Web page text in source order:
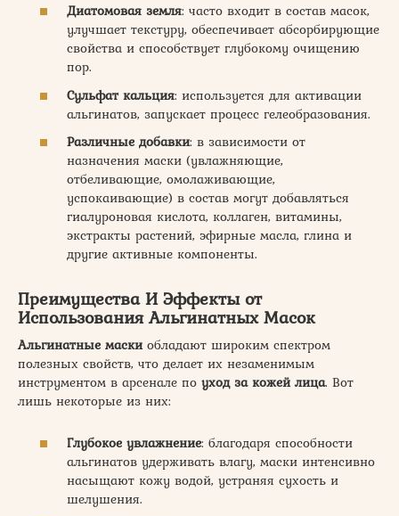
Диатомовая земля: часто входит в состав масок,
улучшает текстуру, обеспечивает абсорбирующие
свойства и способствует глубокому очищению
пор.
Сульфат кальция: используется для активации
альгинатов, запускает процесс гелеобразования.
Различные добавки: в зависимости от
назначения маски (увлажняющие,
отбеливающие, омолаживающие,
успокаивающие) в состав могут добавляться
гиалуроновая кислота, коллаген, витамины,
экстракты растений, эфирные масла, глина и
другие активные компоненты.
Преимущества И Эффекты от
Использования Альгинатных Масок
Альгинатные маскиобладают широким спектром
полезных свойств, что делает их незаменимым
инструментом в арсенале по уход за кожей лица. Вот
лишь некоторые из них:
Глубокое увлажнение: благодаря способности
альгинатов удерживать влагу, маски интенсивно
насыщают кожу водой, устраняя сухость и
шелушения.